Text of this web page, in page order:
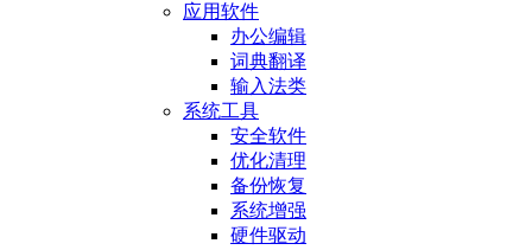
应用软件
办公编辑
词典翻译
输入法类
系统工具
安全软件
优化清理
备份恢复
系统增强
硬件驱动